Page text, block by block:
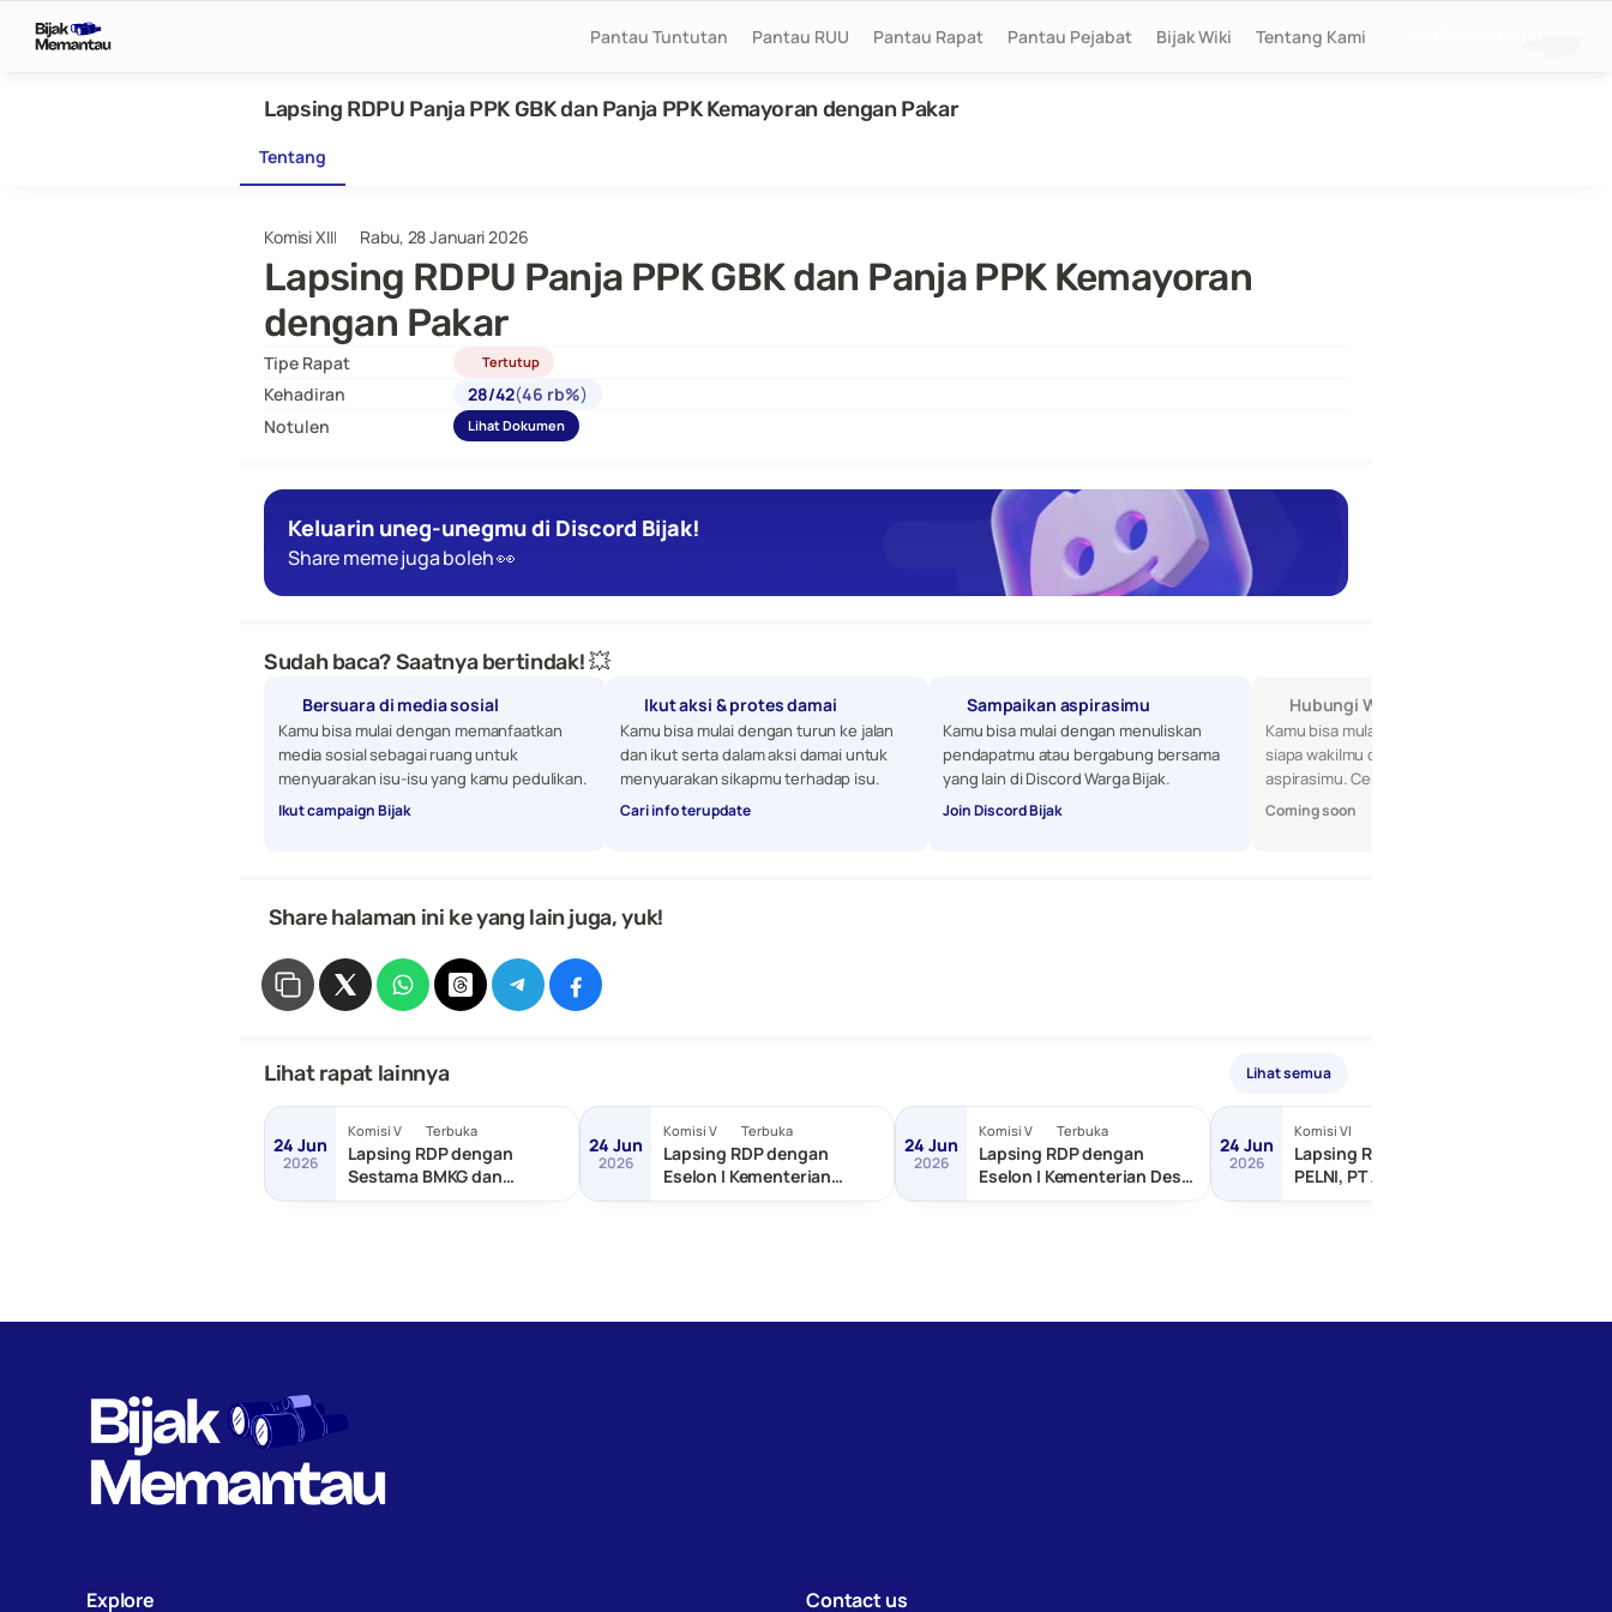
Komisi XIII Rabu, 28 Januari 2026
Lapsing RDPU Panja PPK GBK dan Panja PPK Kemayoran
dengan Pakar
Tipe Rapat Tertutup
Kehadiran 28/42(46 rb%)
Notulen
Lihat Dokumen
Keluarin uneg-unegmu di Discord Bijak!
Share meme juga boleh 👀
Sudah baca? Saatnya bertindak! 💥
Bersuara di media sosial
Kamu bisa mulai dengan memanfaatkan
media sosial sebagai ruang untuk
menyuarakan isu-isu yang kamu pedulikan.
Ikut campaign Bijak
Ikut aksi & protes damai
Kamu bisa mulai dengan turun ke jalan
dan ikut serta dalam aksi damai untuk
menyuarakan sikapmu terhadap isu.
Cari info terupdate
Sampaikan aspirasimu
Kamu bisa mulai dengan menuliskan
pendapatmu atau bergabung bersama
yang lain di Discord Warga Bijak.
Join Discord Bijak
Hubungi Wakilmu di DPR
Kamu bisa mulai dengan mencari tahu
siapa wakilmu di DPR, lalu sampaikan
aspirasimu. Cek profil mereka di sini!
Coming soon
Share halaman ini ke yang lain juga, yuk!
Lihat rapat lainnya Lihat semua
24 Jun
2026
Komisi V Terbuka
Lapsing RDP dengan
Sestama BMKG dan
24 Jun
2026
Komisi V Terbuka
Lapsing RDP dengan
Eselon I Kementerian
24 Jun
2026
Komisi V Terbuka
Lapsing RDP dengan
Eselon I Kementerian Desa
24 Jun
2026
Komisi VI
Lapsing RDP dengan PT
PELNI, PT ASDP Indonesia,
Explore Contact us
Lapsing RDPU Panja PPK GBK dan Panja PPK Kemayoran dengan Pakar
Tentang
Pantau Tuntutan Pantau RUU Pantau Rapat Pantau Pejabat Bijak Wiki Tentang Kami